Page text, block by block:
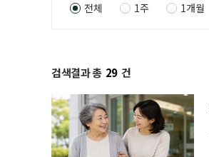
전체 1주 1개월
검색결과 총 29 건